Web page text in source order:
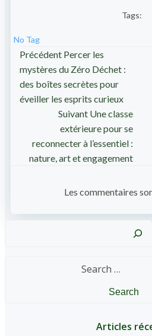
Tags:
No Tag
Post
navigation
Précédent Percer les
mystères du Zéro Déchet :
des boîtes secrètes pour
éveiller les esprits curieux
Post
navigation
Suivant Une classe
extérieure pour se
reconnecter à l’essentiel :
nature, art et engagement
Les commentaires
Search
Articles